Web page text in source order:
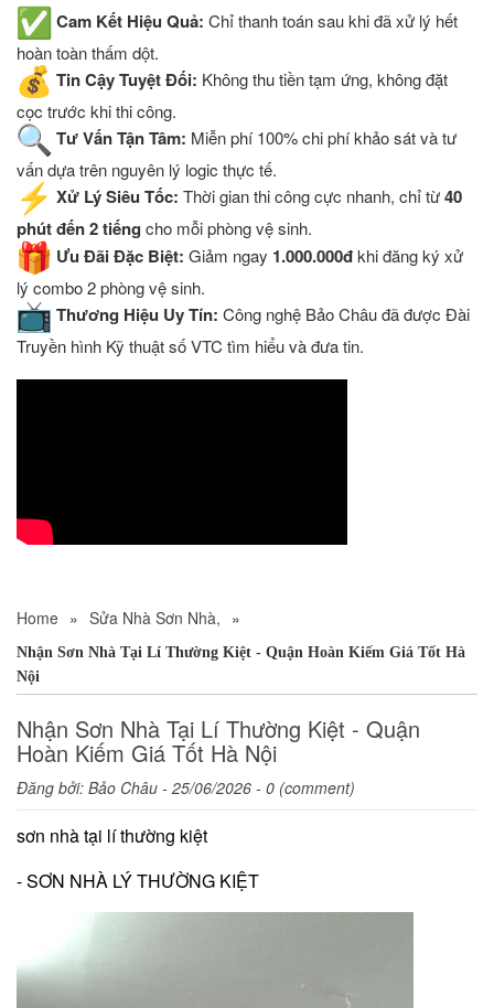
Cam Kết Hiệu Quả: Chỉ thanh toán sau khi đã xử lý hết
hoàn toàn thấm dột.
Tin Cậy Tuyệt Đối: Không thu tiền tạm ứng, không đặt
cọc trước khi thi công.
Tư Vấn Tận Tâm: Miễn phí 100% chi phí khảo sát và tư
vấn dựa trên nguyên lý logic thực tế.
Xử Lý Siêu Tốc: Thời gian thi công cực nhanh, chỉ từ40
phút đến 2 tiếng cho mỗi phòng vệ sinh.
Ưu Đãi Đặc Biệt: Giảm ngay 1.000.000đkhi đăng ký xử
lý combo 2 phòng vệ sinh.
Thương Hiệu Uy Tín: Công nghệ Bảo Châu đã được Đài
Truyền hình Kỹ thuật số VTC tìm hiểu và đưa tin.
Home » Sửa Nhà Sơn Nhà, »
Nhận Sơn Nhà Tại Lí Thường Kiệt - Quận Hoàn Kiếm Giá Tốt Hà
Nội
Nhận Sơn Nhà Tại Lí Thường Kiệt - Quận
Hoàn Kiếm Giá Tốt Hà Nội
Đăng bởi: Bảo Châu - 25/06/2026 - 0 (comment)
sơn nhà tại lí thường kiệt
- SƠN NHÀ LÝ THƯỜNG KIỆT